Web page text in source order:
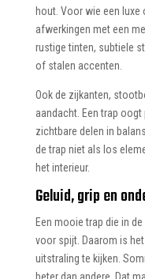
hout. Voor wie een
afwerkingen met een
rustige tinten, subtiele
of stalen accenten.
Ook de zijkanten,
aandacht. Een trap
zichtbare delen in
de trap niet als los
het interieur.
Geluid, grip en
Een mooie trap die in
voor spijt. Daarom is
uitstraling te kijken.